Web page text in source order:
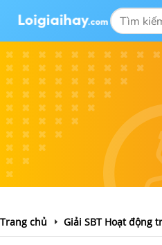
Trang chủ Giải SBT Hoạt động